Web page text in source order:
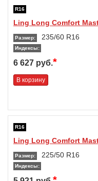
R16
Ling Long Comfort
Размер: 235/60 R16
Индексы:
6 627 руб.*
В корзину
R16
Ling Long Comfort
Размер: 225/50 R16
Индексы: